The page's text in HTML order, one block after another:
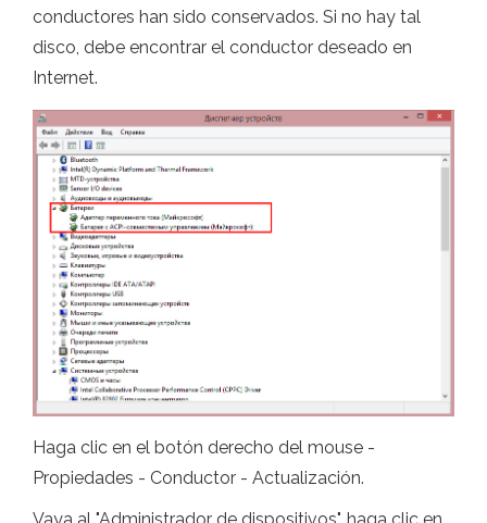
conductores han sido conservados. Si no hay tal
disco, debe encontrar el conductor deseado en
Internet.
Haga clic en el botón derecho del mouse -
Propiedades - Conductor - Actualización.